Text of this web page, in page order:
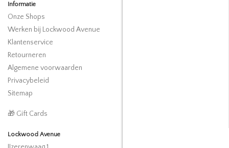
Informatie
Onze Shops
Werken bij Lockwood Avenue
Klantenservice
Retourneren
Algemene voorwaarden
Privacybeleid
Sitemap
🎁 Gift Cards
Lockwood Avenue